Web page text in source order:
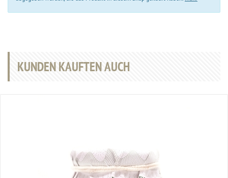
KUNDEN KAUFTEN AUCH